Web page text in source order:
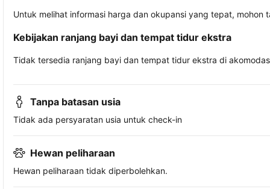
Untuk melihat informasi harga dan okupansi yang tepat,
Kebijakan ranjang bayi dan tempat tidur ekstra
Tidak tersedia ranjang bayi dan tempat tidur ekstra di
Tanpa batasan usia
Tidak ada persyaratan usia untuk check-in
Hewan peliharaan
Hewan peliharaan tidak diperbolehkan.